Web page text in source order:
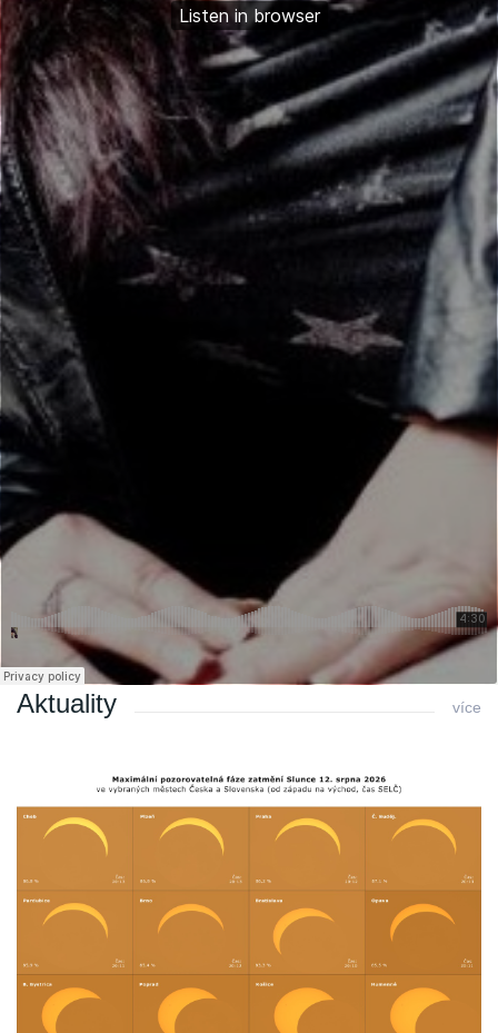
Hrdlo se ztenčilo, krev tuhne v želé.
Ty kdos to započal, skonči to celé.
REF.: Nadhvězdo z nadhvězdí, jsi tolik krásná.
Kudy se nejezdí, vezeš mě, blázna.
Vezeš mě vesmírem, závrať mě jímá.
Štíty se rozbily a je mi zima.
Pro nás dva je zima, jak černej Petr.
Nadhvězdy totiž nemají tachometr.
Do dálky tisíců světelných let, bojím se taky,
Však letím hned.
A vždycky se najde ten, kdo dolů tě srazí.
Ale ten strach, ale ten strach.
REF.: Nadhvězdo z nadhvězdí, jsi tolik krásná.
Kudy se nejezdí, vezeš mě blázna.
Štíty se rozbily a je mi zima. A je mi zima.
Za tip děkujeme a posíláme krásný dárek. Pokud chcete i
vy ostatní, napište svůj tip na
kontakt@hvezdarnazebrak.cz.
Poslední změna: 22.01.2017 v 00:00
Zpět
Aktuality více